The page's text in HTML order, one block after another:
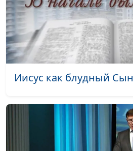
Иисус как блудный Сын